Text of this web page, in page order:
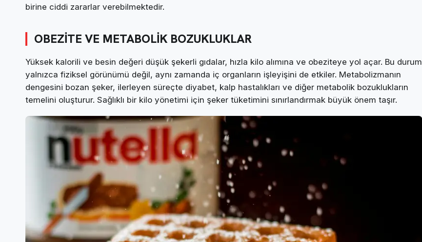
birine ciddi zararlar verebilmektedir.
OBEZİTE VE METABOLİK BOZUKLUKLAR
Yüksek kalorili ve besin değeri düşük şekerli gıdalar, hızla kilo alımına ve obeziteye yol açar. Bu durum
yalnızca fiziksel görünümü değil, aynı zamanda iç organların işleyişini de etkiler. Metabolizmanın
dengesini bozan şeker, ilerleyen süreçte diyabet, kalp hastalıkları ve diğer metabolik bozuklukların
temelini oluşturur. Sağlıklı bir kilo yönetimi için şeker tüketimini sınırlandırmak büyük önem taşır.